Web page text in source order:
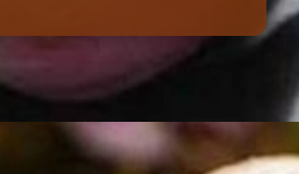
https://erci.edu.vn/meo-dan-gian-tri-soi-bung-cho-tre-so-sinh